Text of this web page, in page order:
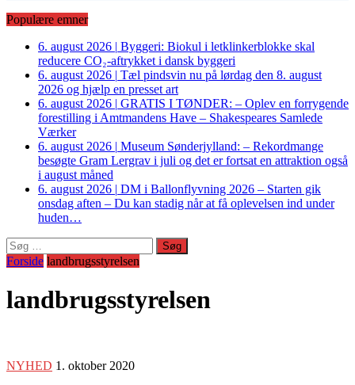
Populære emner
6. august 2026 | Byggeri: Biokul i letklinkerblokke skal
reducere CO₂-aftrykket i dansk byggeri
6. august 2026 | Tæl pindsvin nu på lørdag den 8. august
2026 og hjælp en presset art
6. august 2026 | GRATIS I TØNDER: – Oplev en forrygende
forestilling i Amtmandens Have – Shakespeares Samlede
Værker
6. august 2026 | Museum Sønderjylland: – Rekordmange
besøgte Gram Lergrav i juli og det er fortsat en attraktion også
i august måned
6. august 2026 | DM i Ballonflyvning 2026 – Starten gik
onsdag aften – Du kan stadig når at få oplevelsen ind under
huden…
Søg
efter:
Forside landbrugsstyrelsen
landbrugsstyrelsen
NYHED 1. oktober 2020